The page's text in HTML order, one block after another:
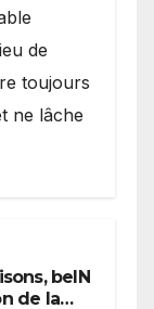
de
toujours
ne lâche
beIN
de la